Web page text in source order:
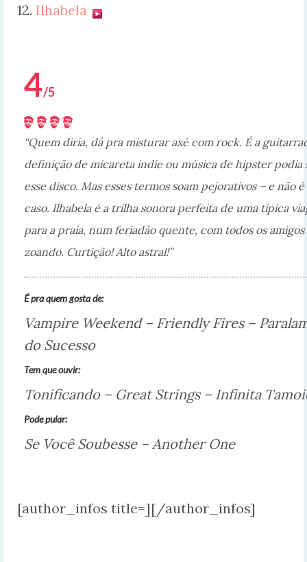
12. Ilhabela
4/5
“Quem diria, dá pra misturar axé com rock. É a
definição de micareta indie ou música de hipster podia
esse disco. Mas esses termos soam pejorativos – e não é
caso. Ilhabela é a trilha sonora perfeita de uma típica
para a praia, num feriadão quente, com todos os amigos
zoando. Curtição! Alto astral!”
É pra quem gosta de:
Vampire Weekend – Friendly Fires –
do Sucesso
Tem que ouvir:
Tonificando – Great Strings – Infinita
Pode pular:
Se Você Soubesse – Another One
[author_infos title=][/author_infos]